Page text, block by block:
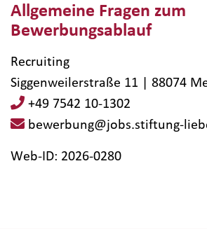
Allgemeine Fragen zum
Bewerbungsablauf
Recruiting
Siggenweilerstraße 11 | 88074
+49 7542 10-1302
bewerbung@jobs.stiftung-
Web-ID: 2026-0280